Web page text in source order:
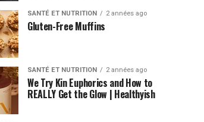
SANTÉ ET NUTRITION 2 années ago
Gluten-Free Muffins
SANTÉ ET NUTRITION 2 années ago
We Try Kin Euphorics and How to
REALLY Get the Glow | Healthyish